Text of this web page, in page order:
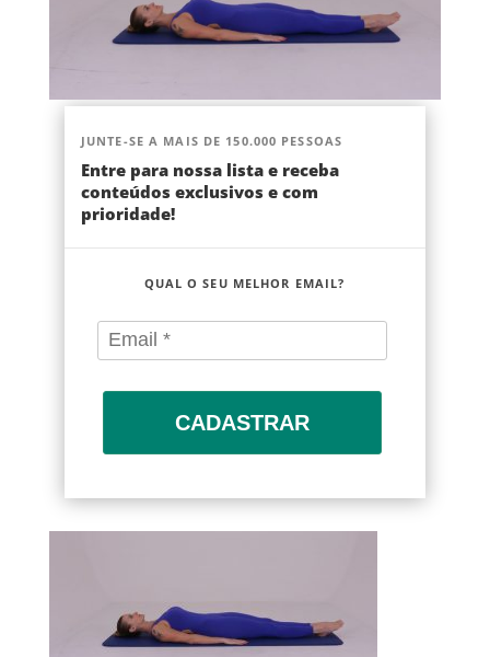
JUNTE-SE A MAIS DE 150.000 PESSOAS
Entre para nossa lista e receba
conteúdos exclusivos e com
prioridade!
QUAL O SEU MELHOR EMAIL?
CADASTRAR